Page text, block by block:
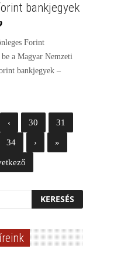
bankjegyek
Forint
a Magyar Nemzeti
bankjegyek –
‹ 30 31
34 › »